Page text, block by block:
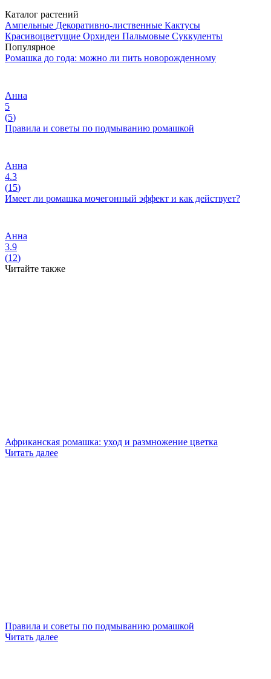
Каталог растений
Ампельные Декоративно-лиственные Кактусы
Красивоцветущие Орхидеи Пальмовые Суккуленты
Популярное
Ромашка до года: можно ли пить новорожденному
Анна
5
(5)
Правила и советы по подмыванию ромашкой
Анна
4.3
(15)
Имеет ли ромашка мочегонный эффект и как действует?
Анна
3.9
(12)
Читайте также
Африканская ромашка: уход и размножение цветка
Читать далее
Правила и советы по подмыванию ромашкой
Читать далее